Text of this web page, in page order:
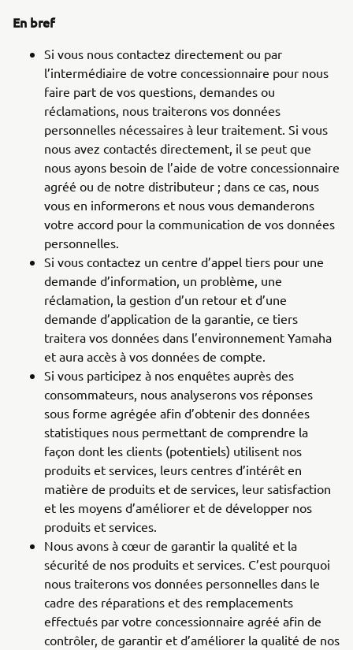
En bref
Si vous nous contactez directement ou par
l’intermédiaire de votre concessionnaire pour nous
faire part de vos questions, demandes ou
réclamations, nous traiterons vos données
personnelles nécessaires à leur traitement. Si vous
nous avez contactés directement, il se peut que
nous ayons besoin de l’aide de votre concessionnaire
agréé ou de notre distributeur ; dans ce cas, nous
vous en informerons et nous vous demanderons
votre accord pour la communication de vos données
personnelles.
Si vous contactez un centre d’appel tiers pour une
demande d’information, un problème, une
réclamation, la gestion d’un retour et d’une
demande d’application de la garantie, ce tiers
traitera vos données dans l’environnement Yamaha
et aura accès à vos données de compte.
Si vous participez à nos enquêtes auprès des
consommateurs, nous analyserons vos réponses
sous forme agrégée afin d’obtenir des données
statistiques nous permettant de comprendre la
façon dont les clients (potentiels) utilisent nos
produits et services, leurs centres d’intérêt en
matière de produits et de services, leur satisfaction
et les moyens d’améliorer et de développer nos
produits et services.
Nous avons à cœur de garantir la qualité et la
sécurité de nos produits et services. C’est pourquoi
nous traiterons vos données personnelles dans le
cadre des réparations et des remplacements
effectués par votre concessionnaire agréé afin de
contrôler, de garantir et d’améliorer la qualité de nos